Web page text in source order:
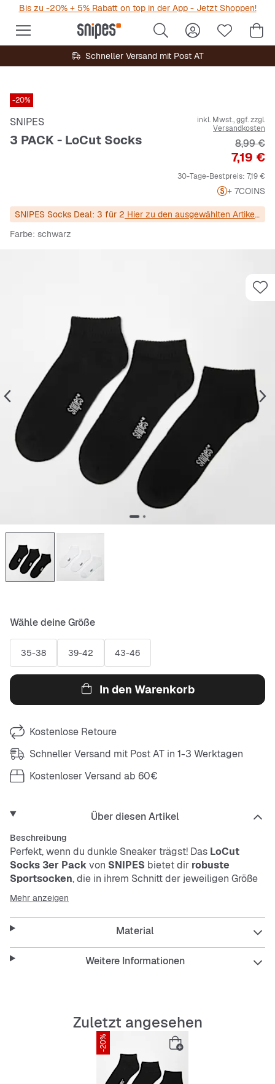
Bis zu -20% + 5% Rabatt on top in der App - Jetzt Shoppen!
Schneller Versand mit Post AT
-20%
SNIPES
3 PACK - LoCut Socks
inkl. Mwst., ggf. zzgl.
Versandkosten
Preis
7,19 €
8,99 €
30-Tage-Bestpreis: 7,19 €
+ 7COINS
SNIPES Socks Deal: 3 für 2 Hier zu den ausgewählten Artikeln!
Farbe: schwarz
Wähle deine Größe
35-38 39-42 43-46
In den Warenkorb
Kostenlose Retoure
Schneller Versand mit Post AT in 1-3 Werktagen
Kostenloser Versand ab 60€
Über diesen Artikel
Beschreibung
Perfekt, wenn du dunkle Sneaker trägst! Das LoCut
Socks 3er Packvon SNIPES bietet dir robuste
Sportsocken, die in ihrem Schnitt der jeweiligen Größe
und Seite angepasst wurden.
Features:
schmaler Saum
Mehr anzeigen
Material
Weitere Informationen
Zuletzt angesehen
-20%